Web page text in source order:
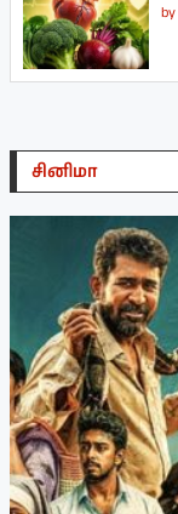
by
சினிமா